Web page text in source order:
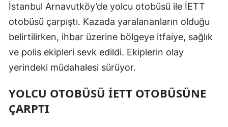
İstanbul Arnavutköy’de yolcu otobüsü ile İETT
otobüsü çarpıştı. Kazada yaralananların olduğu
belirtilirken, ihbar üzerine bölgeye itfaiye, sağlık
ve polis ekipleri sevk edildi. Ekiplerin olay
yerindeki müdahalesi sürüyor.
YOLCU OTOBÜSÜ İETT OTOBÜSÜNE
ÇARPTI